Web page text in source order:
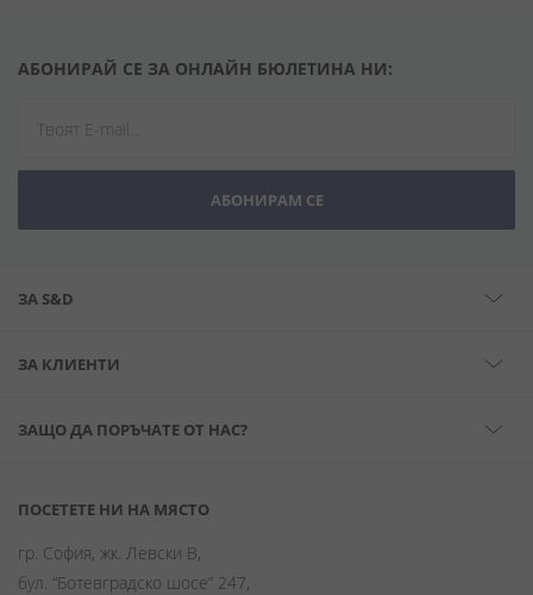
АБОНИРАЙ СЕ ЗА ОНЛАЙН БЮЛЕТИНА НИ:
АБОНИРАМ СЕ
ЗА S&D
ЗА КЛИЕНТИ
ЗАЩО ДА ПОРЪЧАТЕ ОТ НАС?
ПОСЕТЕТЕ НИ НА МЯСТО
гр. София, жк. Левски В,
бул. “Ботевградско шосе” 247,